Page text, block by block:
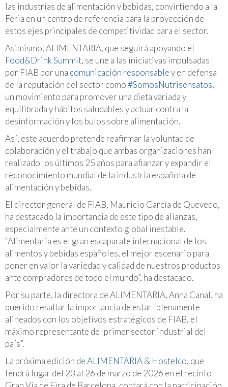
las industrias de alimentación y bebidas, convirtiendo a la
Feria en un centro de referencia para la proyección de
estos ejes principales de competitividad para el sector.
Asimismo, ALIMENTARIA, que seguirá apoyando el
Food&Drink Summit, se une a las iniciativas impulsadas
por FIAB por una comunicación responsabley en defensa
de la reputación del sector como#SomosNutrisensatos,
un movimiento para promover una dieta variada y
equilibrada y hábitos saludables y actuar contra la
desinformación y los bulos sobre alimentación.
Así, este acuerdo pretende reafirmar la voluntad de
colaboración y el trabajo que ambas organizaciones han
realizado los últimos 25 años para afianzar y expandir el
reconocimiento mundial de la industria española de
alimentación y bebidas.
El director general de FIAB, Mauricio García de Quevedo,
ha destacado la importancia de este tipo de alianzas,
especialmente ante un contexto global inestable.
“Alimentaria es el gran escaparate internacional de los
alimentos y bebidas españoles, el mejor escenario para
poner en valor la variedad y calidad de nuestros productos
ante compradores de todo el mundo”, ha destacado.
Por su parte, la directora de ALIMENTARIA, Anna Canal, ha
querido resaltar la importancia de estar “plenamente
alineados con los objetivos estratégicos de FIAB, el
máximo representante del primer sector industrial del
país”.
La próxima edición deALIMENTARIA & Hostelco, que
tendrá lugar del 23 al 26 de marzo de 2026 en el recinto